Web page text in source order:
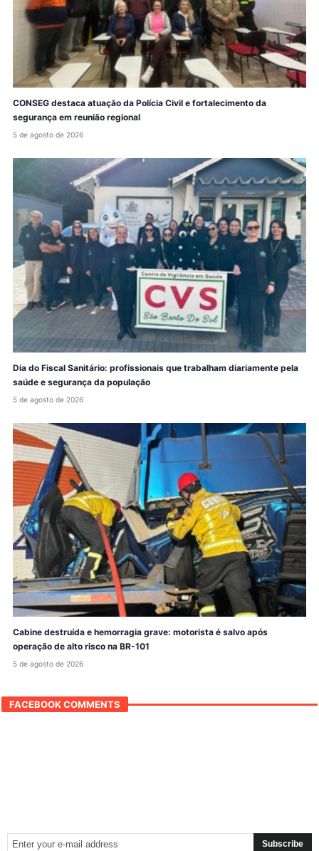
CONSEG destaca atuação da Polícia Civil e fortalecimento da
segurança em reunião regional
5 de agosto de 2026
Dia do Fiscal Sanitário: profissionais que trabalham diariamente pela
saúde e segurança da população
5 de agosto de 2026
Cabine destruída e hemorragia grave: motorista é salvo após
operação de alto risco na BR-101
5 de agosto de 2026
FACEBOOK COMMENTS